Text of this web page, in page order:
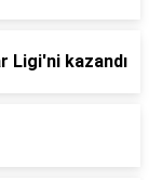
Ligi'ni kazandı